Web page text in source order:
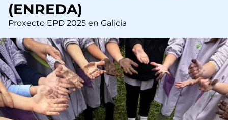
(ENREDA)
Proxecto EPD 2025 en Galicia